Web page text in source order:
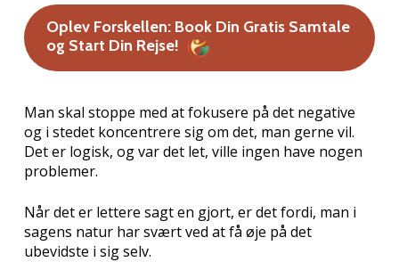
Oplev Forskellen: Book Din Gratis Samtale
og Start Din Rejse!
Man skal stoppe med at fokusere på det negative
og i stedet koncentrere sig om det, man gerne vil.
Det er logisk, og var det let, ville ingen have nogen
problemer.
Når det er lettere sagt en gjort, er det fordi, man i
sagens natur har svært ved at få øje på det
ubevidste i sig selv.